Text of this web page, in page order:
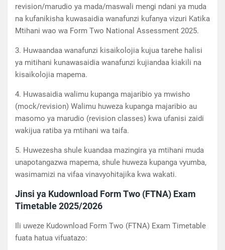
revision/marudio ya mada/maswali mengi ndani ya muda
na kufanikisha kuwasaidia wanafunzi kufanya vizuri Katika
Mtihani wao wa Form Two National Assessment 2025.
3. Huwaandaa wanafunzi kisaikolojia kujua tarehe halisi
ya mitihani kunawasaidia wanafunzi kujiandaa kiakili na
kisaikolojia mapema.
4. Huwasaidia walimu kupanga majaribio ya mwisho
(mock/revision) Walimu huweza kupanga majaribio au
masomo ya marudio (revision classes) kwa ufanisi zaidi
wakijua ratiba ya mtihani wa taifa.
5. Huwezesha shule kuandaa mazingira ya mtihani muda
unapotangazwa mapema, shule huweza kupanga vyumba,
wasimamizi na vifaa vinavyohitajika kwa wakati.
Jinsi ya Kudownload Form Two (FTNA) Exam
Timetable 2025/2026
Ili uweze Kudownload Form Two (FTNA) Exam Timetable
fuata hatua vifuatazo: